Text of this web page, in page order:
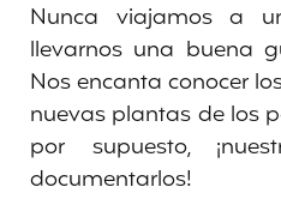
Nunca viajamos a
llevarnos una buena
Nos encanta conocer
nuevas plantas de los
por supuesto,
documentarlos!